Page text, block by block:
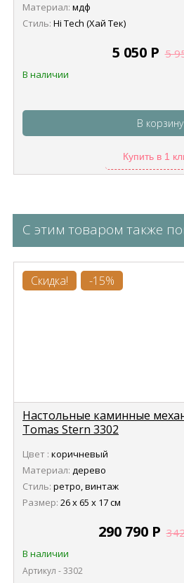
Материал: мдф
Стиль: Hi Tech (Хай Тек)
5 050 Р 5
В наличии
В корзину
Купить в 1
С этим товаром также
Скидка! -15%
Настольные каминные
Tomas Stern 3302
Цвет : коричневый
Материал: дерево
Стиль: ретро, винтаж
Размер: 26 х 65 х 17 см
290 790 Р
В наличии
Артикул - 3302